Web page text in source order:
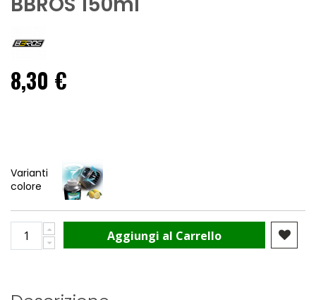
8,30 €
Varianti
colore
Aggiungi al Carrello